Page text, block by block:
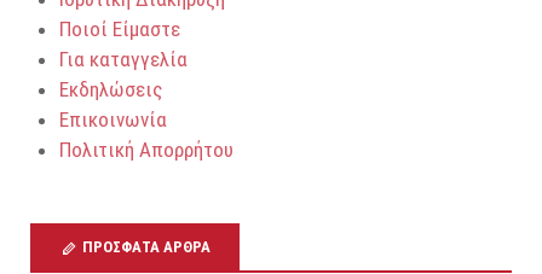
Ποιοί Είμαστε
Για καταγγελία
Εκδηλώσεις
Επικοινωνία
Πολιτική Απορρήτου
ΠΡΌΣΦΑΤΑ ΆΡΘΡΑ